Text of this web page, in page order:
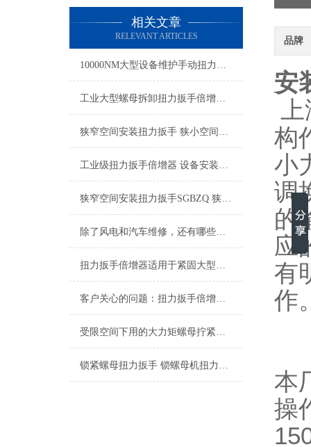
相关文章
RELEVANT ARTICLES
10000NM大型设备维护手动扭力扳手倍增器 螺母拆装专用扭力工具品牌
工业大型螺母拆卸扭力扳手倍增器4500NM 5500NM
狭窄空间安装扭力扳手 狭小空间紧固螺丝的扭力工具 2000Nm螺栓拆卸扭力工具
工业级扭力扳手倍增器 设备安装拆卸扭力工具
狭窄空间安装扭力扳手SGBZQ 狭小空间扭力扳手 机械零件扭力倍增器厂家
除了风电和汽车维修，还有哪些行业使用扭力扳手倍增器？
扭力扳手倍增器适用于紧固大型风力发电机的螺栓吗？
客户关心的问题：扭力扳手倍增器如何提高生产效率和降低成本
受限空间下用的大力矩螺母拧紧工具(扭力扳手倍增器)
锁紧螺母扭力扳手 锁螺母机扭力扳手 锁紧螺母专用扭矩扳手
品牌
安
上
构
小
调
的
应
有
作
本
操